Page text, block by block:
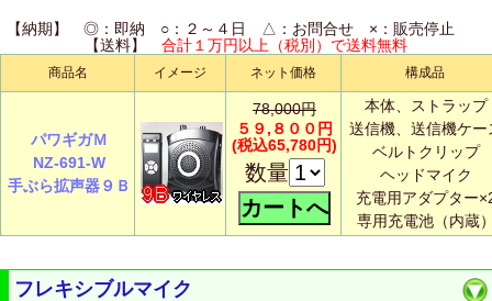
【納期】 ◎：即納 ○：２～４日 △：お問合せ ×：販売停止
【送料】 合計１万円以上（税別）で送料無料
商品名 イメージ ネット価格 構成品
パワギガＭ
NZ-691-W
手ぶら拡声器９Ｂ
78,000円
５９,８００円
(税込65,780円)
数量
本体、ストラップ
送信機、送信機ケー
ベルトクリップ
ヘッドマイク
充電用アダプター
専用充電池（内蔵
フレキシブルマイク